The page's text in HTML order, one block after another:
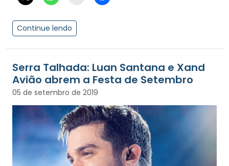
Continue lendo
Serra Talhada: Luan Santana e Xand
Avião abrem a Festa de Setembro
05 de setembro de 2019